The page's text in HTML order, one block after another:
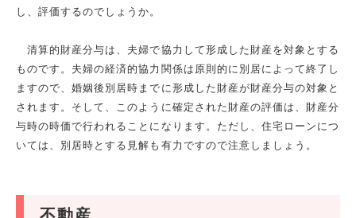
し、評価するのでしょうか。
清算的財産分与は、夫婦で協力して形成した財産を対象とする
ものです。夫婦の経済的協力関係は原則的に別居によって終了し
ますので、婚姻後別居時までに形成した財産が財産分与の対象と
されます。そして、このように確定された財産の評価は、財産分
与時の時価で行われることになります。ただし、住宅ローンにつ
いては、別居時とする見解も有力ですので注意しましょう。